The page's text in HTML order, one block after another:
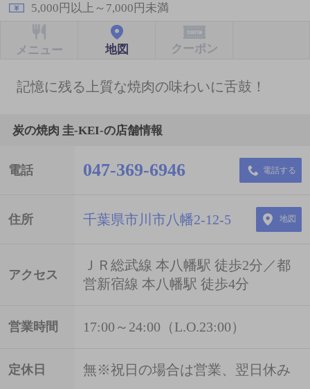
5,000円以上～7,000円未満
メニュー 地図 クーポン
記憶に残る上質な焼肉の味わいに舌鼓！
炭の焼肉 圭‐KEI‐の店舗情報
電話 047-369-6946 電話する
住所 千葉県市川市八幡2-12-5 地図
アクセス
ＪＲ総武線 本八幡駅 徒歩2分／都
営新宿線 本八幡駅 徒歩4分
営業時間 17:00～24:00（L.O.23:00）
定休日 無※祝日の場合は営業、翌日休み